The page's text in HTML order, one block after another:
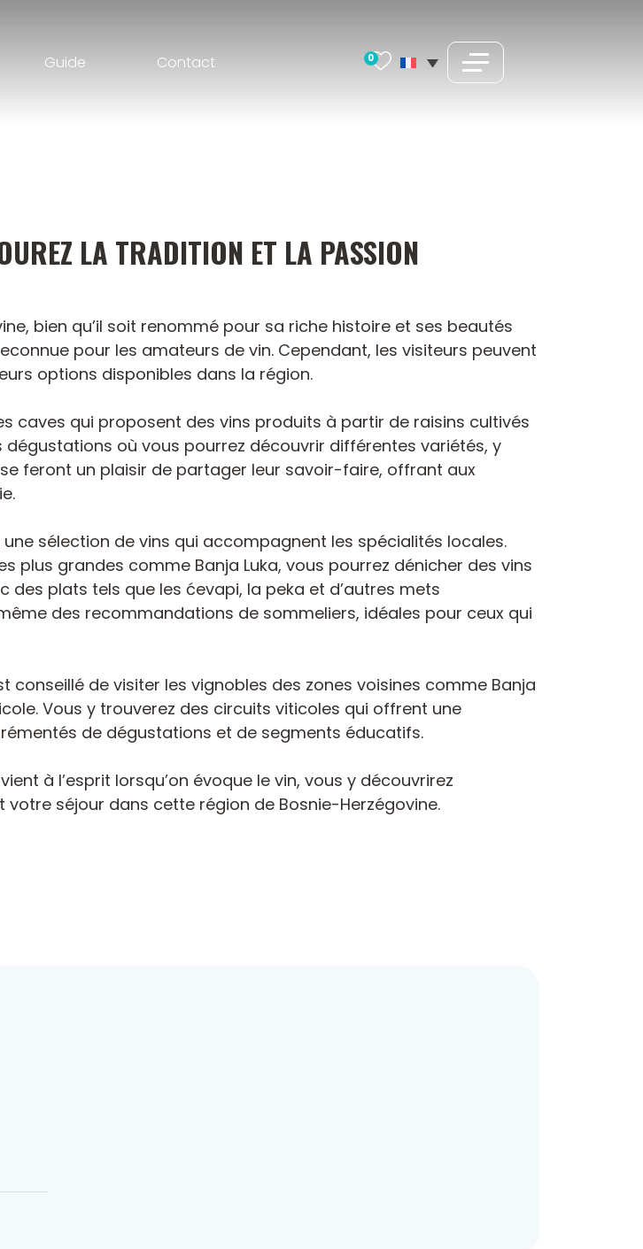
Guide Contact 0
LA TRADITION ET LA PASSION
bien qu’il soit renommé pour sa riche histoire et ses beautés
pour les amateurs de vin. Cependant, les visiteurs peuvent
options disponibles dans la région.
caves qui proposent des vins produits à partir de raisins cultivés
où vous pourrez découvrir différentes variétés, y
feront un plaisir de partager leur savoir-faire, offrant aux
sélection de vins qui accompagnent les spécialités locales.
plus grandes comme Banja Luka, vous pourrez dénicher des vins
plats tels que les ćevapi, la peka et d’autres mets
des recommandations de sommeliers, idéales pour ceux qui
conseillé de visiter les vignobles des zones voisines comme Banja
Vous y trouverez des circuits viticoles qui offrent une
de dégustations et de segments éducatifs.
à l’esprit lorsqu’on évoque le vin, vous y découvrirez
séjour dans cette région de Bosnie-Herzégovine.